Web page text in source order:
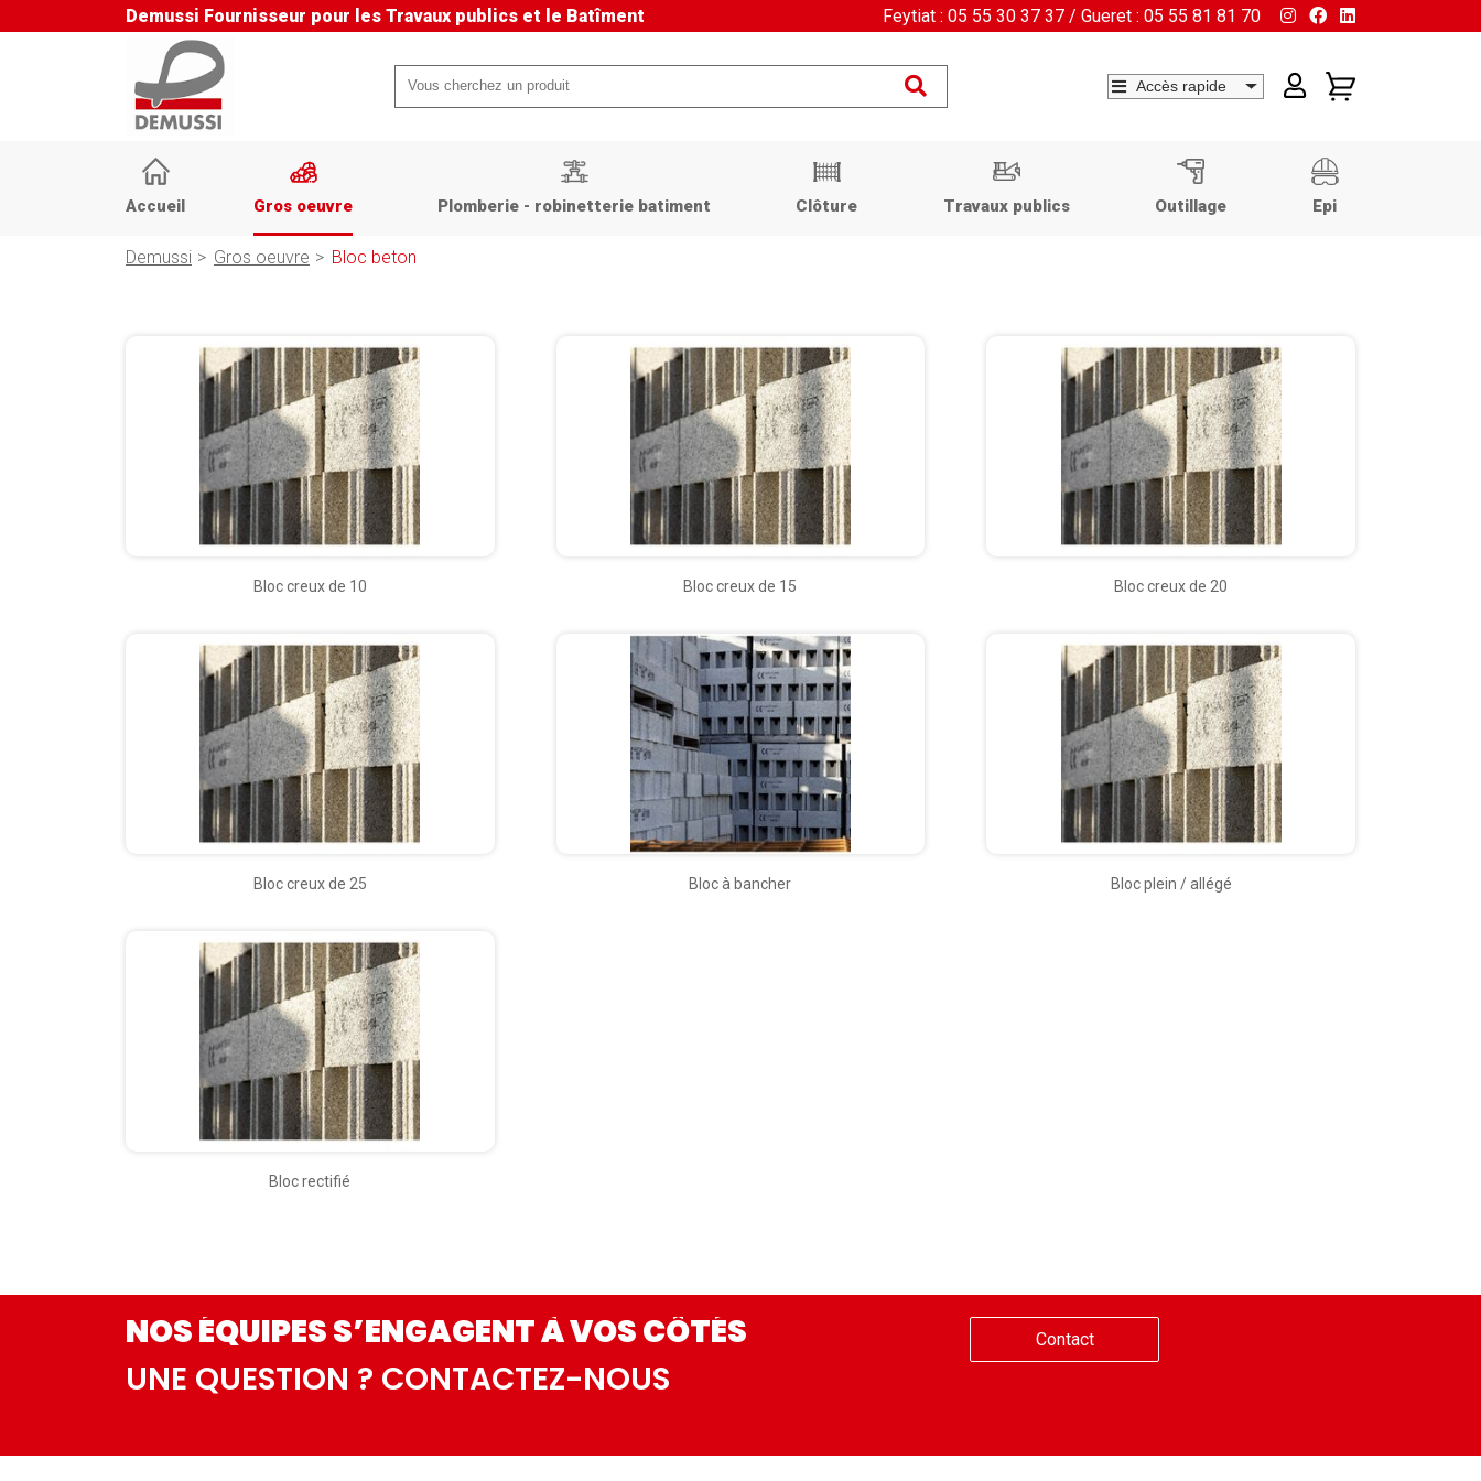
Demussi Fournisseur pour les Travaux publics et le Batîment Feytiat : 05 55 30 37 37 / Gueret : 05 55 81 81 70
Mots-
clés
Aller
contenu
Accueil Gros oeuvre Plomberie - robinetterie batiment Clôture Travaux publics Outillage Epi
Demussi Gros oeuvre Bloc beton
Bloc creux de 10 Bloc creux de 15 Bloc creux de 20
Bloc creux de 25 Bloc à bancher Bloc plein / allégé
Bloc rectifié
NOS ÉQUIPES S’ENGAGENT À VOS CÔTÉS
UNE QUESTION ? CONTACTEZ-NOUS
Contact